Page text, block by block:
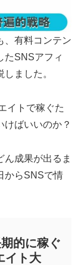
、有料コンテン
たSNSアフィ
ました。
イトで稼ぐた
ばいいのか？
ん成果が出るま
からSNSで情
的に稼ぐ
イト大